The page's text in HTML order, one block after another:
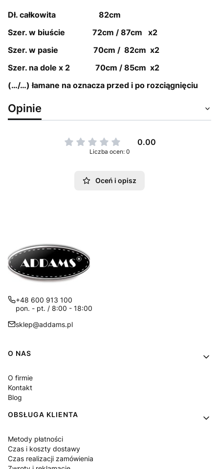
Dł. całkowita 82cm
Szer. w biuście 72cm / 87cm x2
Szer. w pasie 70cm / 82cm x2
Szer. na dole x 2 70cm / 85cm x2
(…/…) łamane na oznacza przed i po rozciągnięciu
Opinie
0.00
Liczba ocen: 0
Oceń i opisz
+48 600 913 100
pon. - pt. / 8:00 - 18:00
sklep@addams.pl
Linki w stopce
O NAS
O firmie
Kontakt
Blog
OBSŁUGA KLIENTA
Metody płatności
Czas i koszty dostawy
Czas realizacji zamówienia